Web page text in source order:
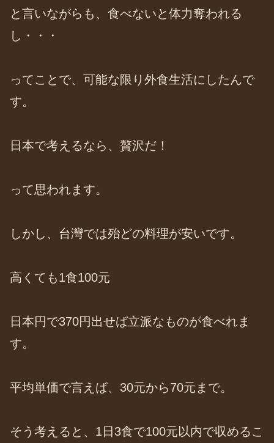
と言いながらも、食べないと体力奪われる
し・・・
ってことで、可能な限り外食生活にしたんで
す。
日本で考えるなら、贅沢だ！
って思われます。
しかし、台灣では殆どの料理が安いです。
高くても1食100元
日本円で370円出せば立派なものが食べれま
す。
平均単価で言えば、30元から70元まで。
そう考えると、1日3食で100元以内で収めるこ